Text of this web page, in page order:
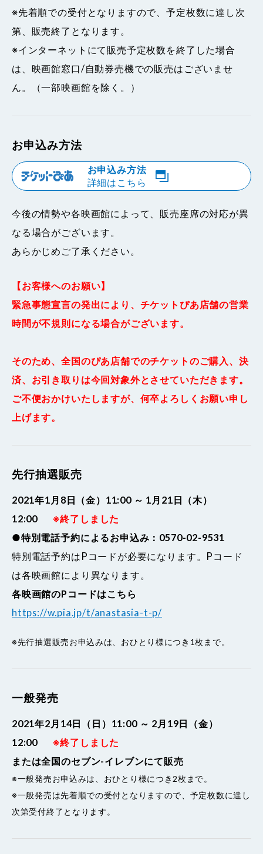
※先着順での受付となりますので、予定枚数に達し次
第、販売終了となります。
※インターネットにて販売予定枚数を終了した場合
は、映画館窓口/自動券売機での販売はございませ
ん。（一部映画館を除く。）
お申込み方法
お申込み方法
詳細はこちら
今後の情勢や各映画館によって、販売座席の対応が異
なる場合がございます。
あらかじめご了承ください。
【お客様へのお願い】
緊急事態宣言の発出により、チケットぴあ店舗の営業
時間が不規則になる場合がございます。
そのため、全国のぴあ店舗でのチケットのご購入、決
済、お引き取りは今回対象外とさせていただきます。
ご不便おかけいたしますが、何卒よろしくお願い申し
上げます。
先行抽選販売
2021年1月8日（金）11:00 ～ 1月21日（木）
12:00
※終了しました
●特別電話予約によるお申込み：0570-02-9531
特別電話予約はPコードが必要になります。Pコード
は各映画館により異なります。
各映画館のPコードはこちら
https://w.pia.jp/t/anastasia-t-p/
※先行抽選販売お申込みは、おひとり様につき1枚まで。
一般発売
2021年2月14日（日）11:00 ～ 2月19日（金）
12:00
※終了しました
または全国のセブン-イレブンにて販売
※一般発売お申込みは、おひとり様につき2枚まで。
※一般発売は先着順での受付となりますので、予定枚数に達し
次第受付終了となります。